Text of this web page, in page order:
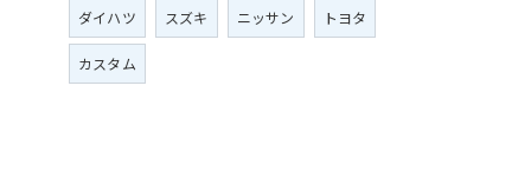
ダイハツ スズキ ニッサン トヨタ
カスタム